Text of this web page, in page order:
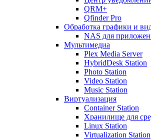
QRM+
Qfinder Pro
Обработка графики и
NAS для
Мультимедиа
Plex Media Server
HybridDesk Station
Photo Station
Video Station
Music Station
Виртуализация
Container Station
Хранилище для
Linux Station
Virtualization Station